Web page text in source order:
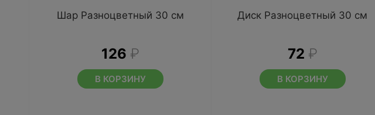
Шар Разноцветный 30 см
126 ₽
В КОРЗИНУ
Диск Разноцветный 30 см
72 ₽
В КОРЗИНУ